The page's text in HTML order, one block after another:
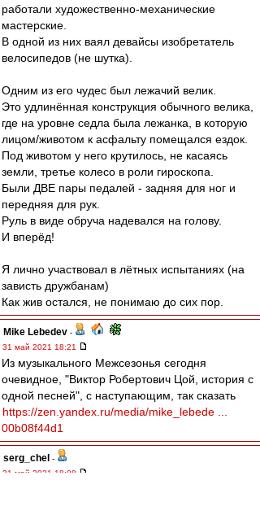
работали художественно-механические
мастерские.
В одной из них ваял девайсы изобретатель
велосипедов (не шутка).
Одним из его чудес был лежачий велик.
Это удлинённая конструкция обычного велика,
где на уровне седла была лежанка, в которую
лицом/животом к асфальту помещался ездок.
Под животом у него крутилось, не касаясь
земли, третье колесо в роли гироскопа.
Были ДВЕ пары педалей - задняя для ног и
передняя для рук.
Руль в виде обруча надевался на голову.
И вперёд!
Я лично участвовал в лётных испытаниях (на
зависть дружбанам)
Как жив остался, не понимаю до сих пор.
Mike Lebedev -
31 май 2021 18:21
Из музыкального Межсезонья сегодня
очевидное, "Виктор Робертович Цой, история с
одной песней", с наступающим, так сказать
https://zen.yandex.ru/media/mike_lebede ...
00b08f44d1
serg_chel -
31 май 2021 18:08